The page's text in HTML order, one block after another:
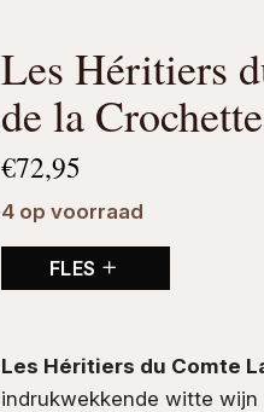
Les Héritiers
de la
€72,95
4 op voorraad
FLES
Les Héritiers du Comte
indrukwekkende witte wijn